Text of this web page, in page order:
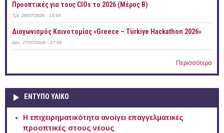
Προοπτικές για τους CIOs το 2026 (Μέρος Β)
Τρί, 28/07/2026 - 13:59
Διαγωνισμός Καινοτομίας «Greece – Türkiye Hackathon 2026»
Δευ, 27/07/2026 - 17:55
Περισσότερα
ΕΝΤΥΠΟ ΥΛΙΚΟ
Η επιχειρηματικότητα ανοίγει επαγγελματικές
προοπτικές στους νέους